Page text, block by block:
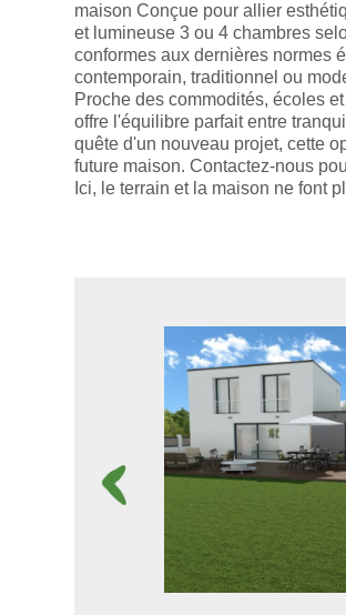
maison Conçue pour allier
et lumineuse 3 ou 4 chambres
conformes aux dernières normes
contemporain, traditionnel ou
Proche des commodités, écoles
offre l'équilibre parfait entre
quête d'un nouveau projet, cette
future maison. Contactez-nous
Ici, le terrain et la maison ne font